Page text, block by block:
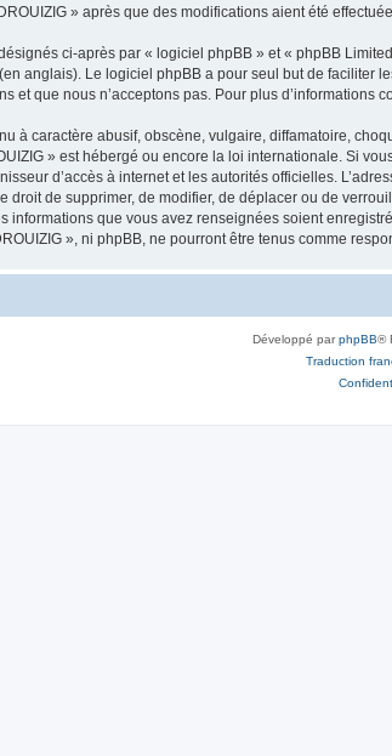
» après que des modifications aient été
ci-après par « logiciel phpBB » et « phpBB
(en anglais). Le logiciel phpBB a pour seul but de faciliter
et que nous n’acceptons pas. Pour plus d’informations
à caractère abusif, obscène, vulgaire, diffamatoire,
» est hébergé ou encore la loi internationale. Si
d’accès à internet et les autorités officielles.
droit de supprimer, de modifier, de déplacer ou de
informations que vous avez renseignées soient
», ni phpBB, ne pourront être tenus comme
Développé parphpBB®
Traduction